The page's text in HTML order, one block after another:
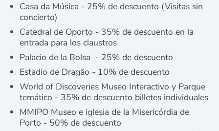
Casa da Música - 25% de descuento (Visitas sin
concierto)
Catedral de Oporto - 35% de descuento en la
entrada para los claustros
Palacio de la Bolsa - 25% de descuento
Estadio de Dragão - 10% de descuento
World of Discoveries Museo Interactivo y Parque
temático - 35% de descuento billetes individuales
MMIPO Museo e iglesia de la Misericórdia de
Porto - 50% de descuento